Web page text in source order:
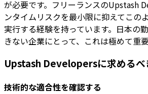
が必要です。フリーランスのUpstash
ンタイムリスクを最小限に抑えてこの
実行する経験を持っています。日本の
きない企業にとって、これは極めて重要
Upstash Developersに求めるべ
技術的な適合性を確認する